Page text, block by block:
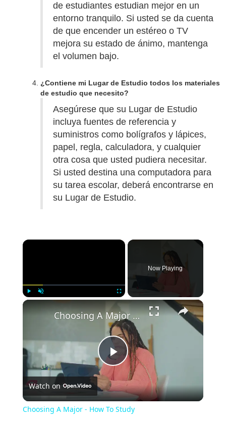
de estudiantes estudian mejor en un
entorno tranquilo. Si usted se da cuenta
de que encender un estéreo o TV
mejora su estado de ánimo, mantenga
el volumen bajo.
¿Contiene mi Lugar de Estudio todos los materiales
de estudio que necesito?
Asegúrese que su Lugar de Estudio
incluya fuentes de referencia y
suministros como bolígrafos y lápices,
papel, regla, calculadora, y cualquier
otra cosa que usted pudiera necesitar.
Si usted destina una computadora para
su tarea escolar, deberá encontrarse en
su Lugar de Estudio.
×
Now Playing
×
P
l
Choosing A Major - How To Study
Watch on
Choosing A Major - How To Study